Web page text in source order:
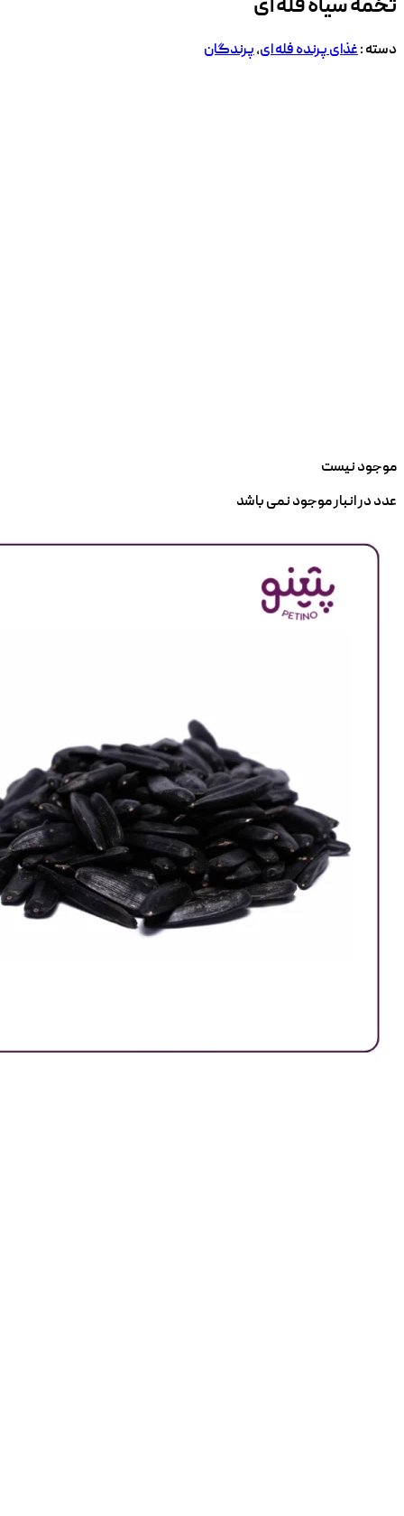
تخمه سیاه فله ای
دسته :غذای پرنده فله ای,پرندگان
موجود نیست
عدد در انبار موجود نمی باشد